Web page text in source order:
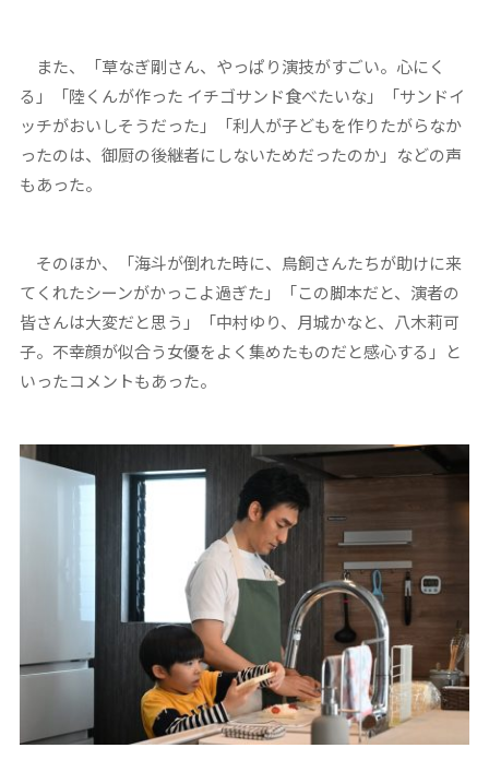
また、「草なぎ剛さん、やっぱり演技がすごい。心にく
る」「陸くんが作った イチゴサンド食べたいな」「サンドイ
ッチがおいしそうだった」「利人が子どもを作りたがらなか
ったのは、御厨の後継者にしないためだったのか」などの声
もあった。
そのほか、「海斗が倒れた時に、鳥飼さんたちが助けに来
てくれたシーンがかっこよ過ぎた」「この脚本だと、演者の
皆さんは大変だと思う」「中村ゆり、月城かなと、八木莉可
子。不幸顔が似合う女優をよく集めたものだと感心する」と
いったコメントもあった。